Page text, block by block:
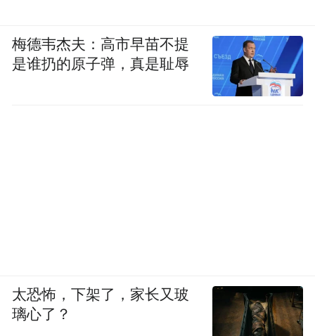
梅德韦杰夫：高市早苗不提
是谁扔的原子弹，真是耻辱
太恐怖，下架了，家长又玻
璃心了？